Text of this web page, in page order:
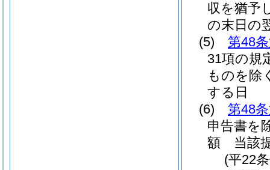
収を猶予
の末日の
(5)
第48
31項の規
ものを除
する日
(6)
第48
申告書を
額 当該
(平22